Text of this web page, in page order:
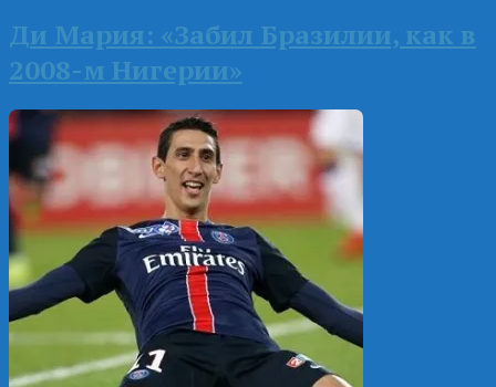
Ди Мария: «Забил Бразилии, как в
2008-м Нигерии»